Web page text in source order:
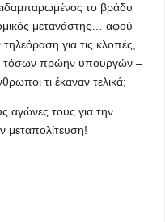
το βράδυ
μετανάστης… αφού
για τις κλοπές,
τόσων πρώην υπουργών –
τι έκαναν τελικά;
αγώνες τους για την
μεταπολίτευση!